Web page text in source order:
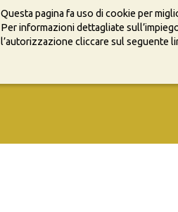
Questa pagina fa uso di cookie per
Per informazioni dettagliate
l’autorizzazione cliccare sul seguente